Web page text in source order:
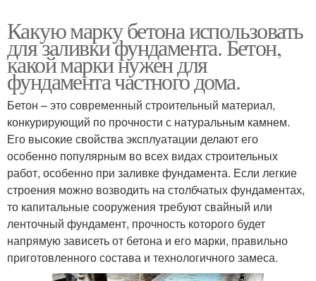
Какую марку бетона использовать
для заливки фундамента. Бетон,
какой марки нужен для
фундамента частного дома.
Бетон – это современный строительный материал,
конкурирующий по прочности с натуральным камнем.
Его высокие свойства эксплуатации делают его
особенно популярным во всех видах строительных
работ, особенно при заливке фундамента. Если легкие
строения можно возводить на столбчатых фундаментах,
то капитальные сооружения требуют свайный или
ленточный фундамент, прочность которого будет
напрямую зависеть от бетона и его марки, правильно
приготовленного состава и технологичного замеса.